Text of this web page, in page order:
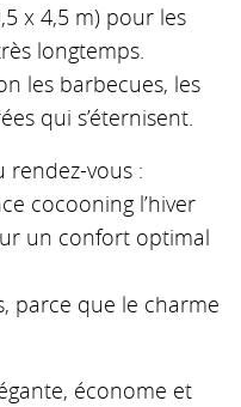
x 4,5 m) pour les
longtemps.
les barbecues, les
qui s’éternisent.
rendez-vous :
cocooning l’hiver
un confort optimal
parce que le charme
économe et